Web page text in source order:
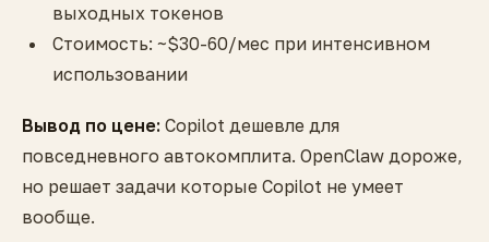
выходных токенов
Стоимость: ~$30-60/мес при интенсивном
использовании
Вывод по цене: Copilot дешевле для
повседневного автокомплита. OpenClaw дороже,
но решает задачи которые Copilot не умеет
вообще.